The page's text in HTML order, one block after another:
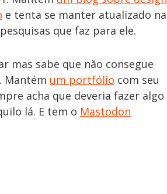
e tenta se manter atualizado na
que faz para ele.
mas sabe que não consegue
Mantém um portfólio com seu
acha que deveria fazer algo
lá. E tem o Mastodon